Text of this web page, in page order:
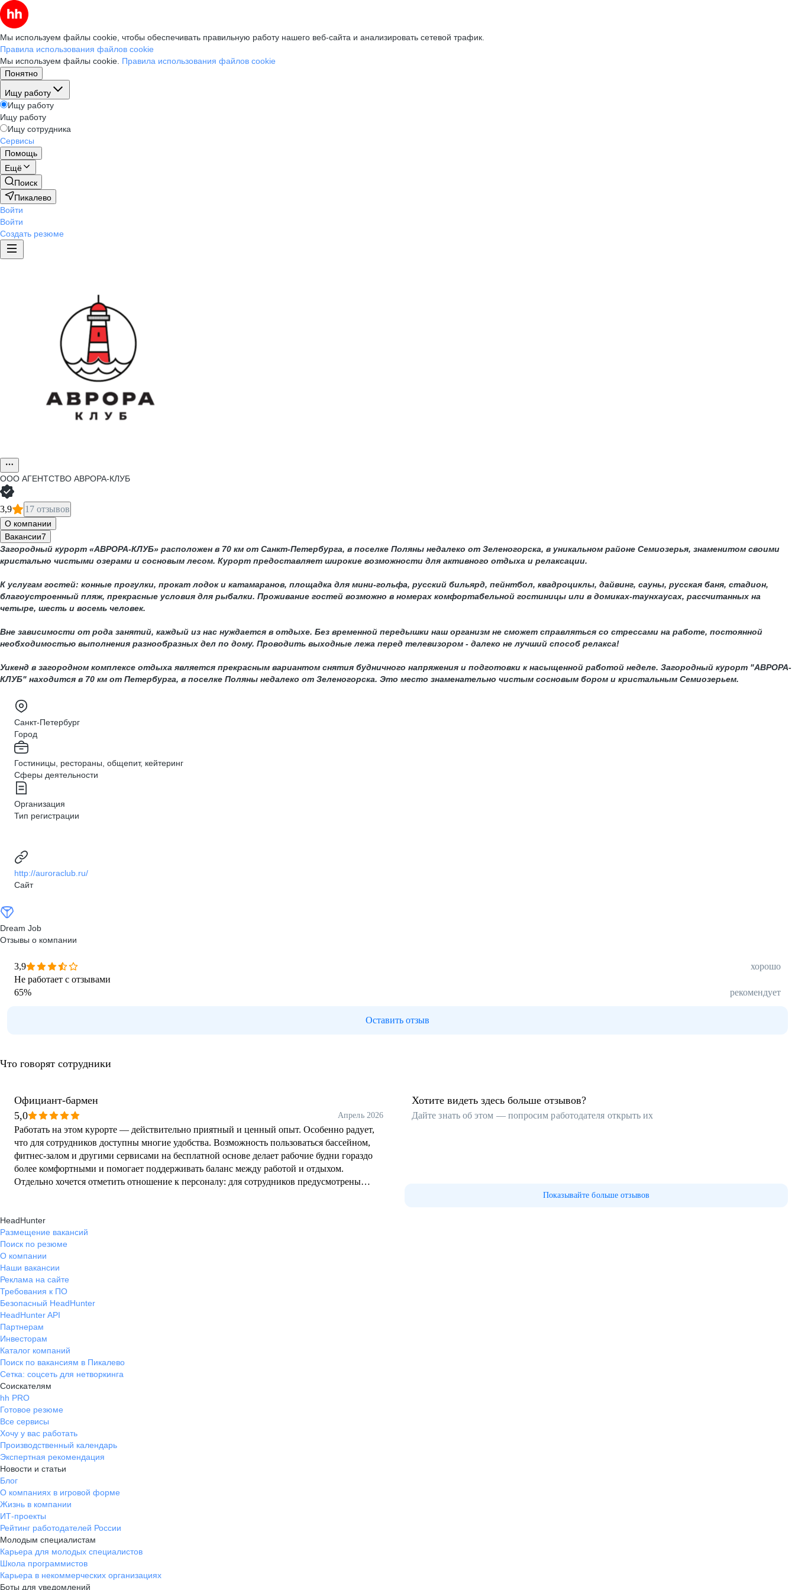
Мы используем файлы cookie, чтобы обеспечивать правильную работу нашего веб-сайта и анализировать сетевой трафик.
Правила использования файлов cookie
Мы используем файлы cookie. Правила использования файлов cookie
Понятно
Ищу работу
Ищу работу
Ищу работу
Ищу сотрудника
Сервисы
Помощь
Ещё
Поиск
Пикалево
Войти
Войти
Создать резюме
ООО АГЕНТСТВО АВРОРА-КЛУБ
3,9 17 отзывов
О компании
Вакансии7
Загородный курорт «АВРОРА-КЛУБ» расположен в 70 км от Санкт-Петербурга, в поселке Поляны недалеко от Зеленогорска, в уникальном районе Семиозерья, знаменитом своими
кристально чистыми озерами и сосновым лесом. Курорт предоставляет широкие возможности для активного отдыха и релаксации.
К услугам гостей: конные прогулки, прокат лодок и катамаранов, площадка для мини-гольфа, русский бильярд, пейнтбол, квадроциклы, дайвинг, сауны, русская баня, стадион,
благоустроенный пляж, прекрасные условия для рыбалки. Проживание гостей возможно в номерах комфортабельной гостиницы или в домиках-таунхаусах, рассчитанных на
четыре, шесть и восемь человек.
Вне зависимости от рода занятий, каждый из нас нуждается в отдыхе. Без временной передышки наш организм не сможет справляться со стрессами на работе, постоянной
необходимостью выполнения разнообразных дел по дому. Проводить выходные лежа перед телевизором - далеко не лучший способ релакса!
Уикенд в загородном комплексе отдыха является прекрасным вариантом снятия будничного напряжения и подготовки к насыщенной работой неделе. Загородный курорт "АВРОРА-
КЛУБ" находится в 70 км от Петербурга, в поселке Поляны недалеко от Зеленогорска. Это место знаменательно чистым сосновым бором и кристальным Семиозерьем.
Санкт-Петербург
Город
Гостиницы, рестораны, общепит, кейтеринг
Сферы деятельности
Организация
Тип регистрации
http://auroraclub.ru/
Сайт
Dream Job
Отзывы о компании
3,9
хорошо
Не работает с отзывами
65% рекомендует
Оставить отзыв
Что говорят сотрудники
Официант-бармен
5,0
Апрель 2026
Работать на этом курорте — действительно приятный и ценный опыт. Особенно радует,
что для сотрудников доступны многие удобства. Возможность пользоваться бассейном,
фитнес-залом и другими сервисами на бесплатной основе делает рабочие будни гораздо
более комфортными и помогает поддерживать баланс между работой и отдыхом.
Отдельно хочется отметить отношение к персоналу: для сотрудников предусмотрены
и мотивацию. В целом, здесь действительно создаются хорошие условия не только для
гостей, но и для тех, кто делает их отдых комфортным.
Хотите видеть здесь больше отзывов?
Дайте знать об этом — попросим работодателя открыть их
Показывайте больше отзывов
HeadHunter
Размещение вакансий
Поиск по резюме
О компании
Наши вакансии
Реклама на сайте
Требования к ПО
Безопасный HeadHunter
HeadHunter API
Партнерам
Инвесторам
Каталог компаний
Поиск по вакансиям в Пикалево
Сетка: соцсеть для нетворкинга
Соискателям
hh PRO
Готовое резюме
Все сервисы
Хочу у вас работать
Производственный календарь
Экспертная рекомендация
Новости и статьи
Блог
О компаниях в игровой форме
Жизнь в компании
ИТ-проекты
Рейтинг работодателей России
Молодым специалистам
Карьера для молодых специалистов
Школа программистов
Карьера в некоммерческих организациях
Боты для уведомлений